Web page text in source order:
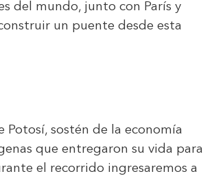
del mundo, junto con París y
un puente desde esta
Potosí, sostén de la economía
que entregaron su vida para
el recorrido ingresaremos a